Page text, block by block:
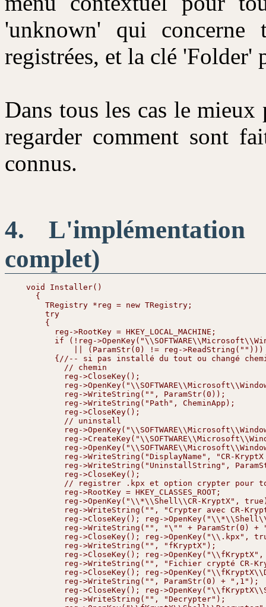
'unknown' qui
registrées, et la clé 'Folder'
Dans tous les cas le
regarder comment sont
connus.
complet)
  void Installer()
    {
      TRegistry *reg = new TRegistry;
      try
      {
        reg->RootKey = HKEY_LOCAL_MACHINE;
if (!reg-
            || (ParamStr(0) != reg->ReadString("")))
{//-- si pas installé du tout ou changé
          // chemin
          reg->CloseKey();
reg-
          reg->WriteString("", ParamStr(0));
          reg->WriteString("Path", CheminApp);
          reg->CloseKey();
          // uninstall
reg-
reg-
reg-
reg->WriteString("DisplayName", "CR-KryptX
reg->WriteString("UninstallString",
          reg->CloseKey();
// registrer .kpx et option crypter pour
          reg->RootKey = HKEY_CLASSES_ROOT;
reg->OpenKey("\\*\\Shell\\CR-KryptX",
reg->WriteString("", "Crypter avec CR-
reg->CloseKey(); reg-
reg->WriteString("", "\"" + ParamStr(0) +
reg->CloseKey(); reg->OpenKey("\\.kpx",
          reg->WriteString("", "fKryptX");
reg->CloseKey(); reg->OpenKey("\\fKryptX",
reg->WriteString("", "Fichier crypté CR-
reg->CloseKey(); reg-
          reg->WriteString("", ParamStr(0) + ",1");
reg->CloseKey(); reg-
          reg->WriteString("", "Decrypter");